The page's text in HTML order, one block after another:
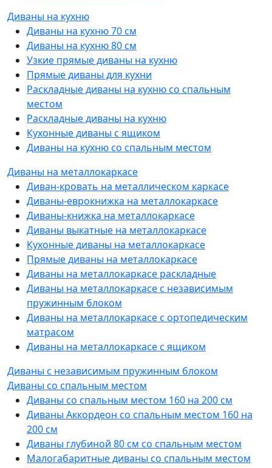
Диваны на кухню
Диваны на кухню 70 см
Диваны на кухню 80 см
Узкие прямые диваны на кухню
Прямые диваны для кухни
Раскладные диваны на кухню со спальным
местом
Раскладные диваны на кухню
Кухонные диваны с ящиком
Диваны на кухню со спальным местом
Диваны на металлокаркасе
Диван-кровать на металлическом каркасе
Диваны-еврокнижка на металлокаркасе
Диваны-книжка на металлокаркасе
Диваны выкатные на металлокаркасе
Кухонные диваны на металлокаркасе
Прямые диваны на металлокаркасе
Диваны на металлокаркасе раскладные
Диваны на металлокаркасе с независимым
пружинным блоком
Диваны на металлокаркасе с ортопедическим
матрасом
Диваны на металлокаркасе с ящиком
Диваны с независимым пружинным блоком
Диваны со спальным местом
Диваны со спальным местом 160 на 200 см
Диваны Аккордеон со спальным местом 160 на
200 см
Диваны глубиной 80 см со спальным местом
Малогабаритные диваны со спальным местом